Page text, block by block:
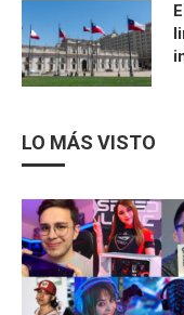
LO MÁS VISTO